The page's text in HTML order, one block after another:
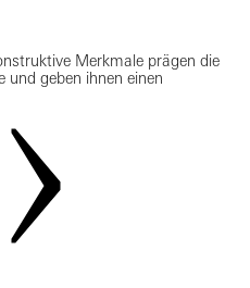
Merkmale prägen die
und geben ihnen einen